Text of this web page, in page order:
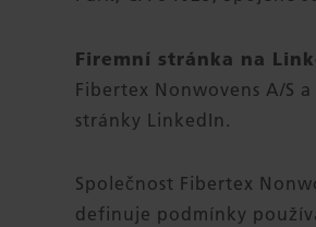
Firemní stránka na
Fibertex Nonwovens A/S
stránky LinkedIn.
Společnost Fibertex
definuje podmínky